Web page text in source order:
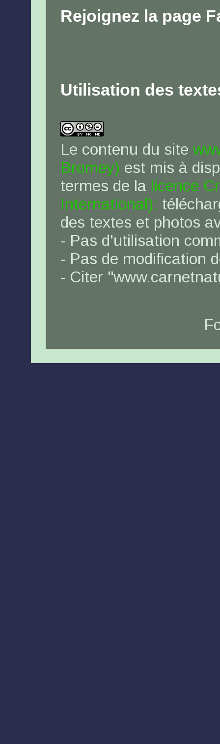
Rejoignez la page
Utilisation des
Le contenu du site
Bromey) est mis à
termes de la licence
International):
des textes et photos
- Pas d'utilisation
- Pas de modification
- Citer